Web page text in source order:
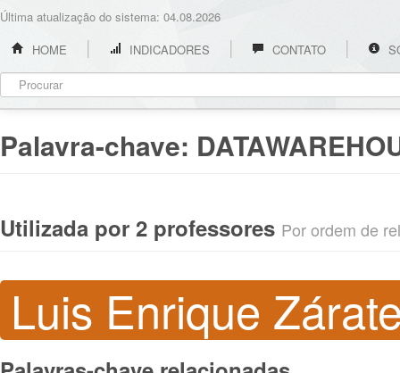
Última atualização do sistema: 04.08.2026
HOME
INDICADORES CONTATO
Palavra-chave:
Utilizada por 2 professores Por ordem de
Luis Enrique